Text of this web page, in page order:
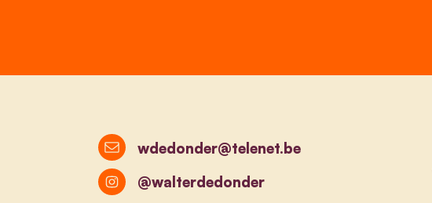
wdedonder@telenet.be
@walterdedonder